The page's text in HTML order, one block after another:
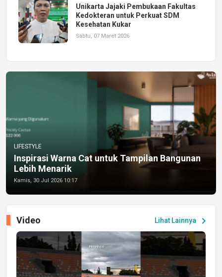
Unikarta Jajaki Pembukaan Fakultas
Kedokteran untuk Perkuat SDM
Kesehatan Kukar
Sabtu, 07 Maret 2026
LIFESTYLE
Inspirasi Warna Cat untuk Tampilan Bangunan
Lebih Menarik
Kamis, 30 Jul 2026 10:17
Lihat Lainnya chevron_right
Video